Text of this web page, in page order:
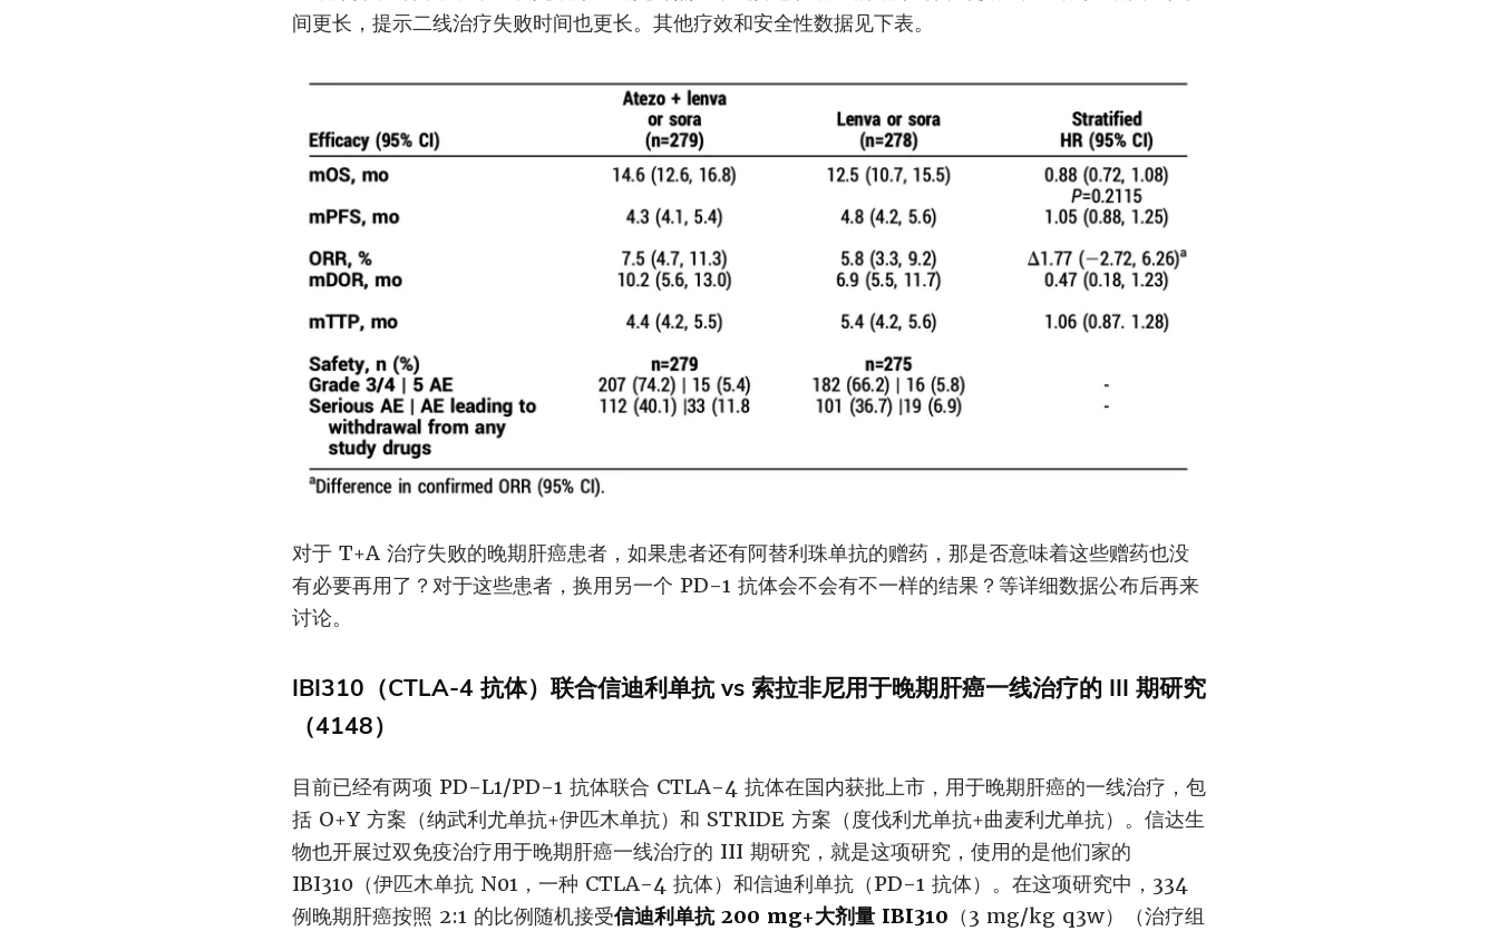
间更长，提示二线治疗失败时间也更长。其他疗效和安全性数据见下表。
对于 T+A 治疗失败的晚期肝癌患者，如果患者还有阿替利珠单抗的赠药，那是否意味着这些赠药也没
有必要再用了？对于这些患者，换用另一个 PD-1 抗体会不会有不一样的结果？等详细数据公布后再来
讨论。
IBI310（CTLA-4 抗体）联合信迪利单抗 vs 索拉非尼用于晚期肝癌一线治疗的 III 期研究
（4148）
目前已经有两项 PD-L1/PD-1 抗体联合 CTLA-4 抗体在国内获批上市，用于晚期肝癌的一线治疗，包
括 O+Y 方案（纳武利尤单抗+伊匹木单抗）和 STRIDE 方案（度伐利尤单抗+曲麦利尤单抗）。信达生
物也开展过双免疫治疗用于晚期肝癌一线治疗的 III 期研究，就是这项研究，使用的是他们家的
IBI310（伊匹木单抗 N01，一种 CTLA-4 抗体）和信迪利单抗（PD-1 抗体）。在这项研究中，334
例晚期肝癌按照 2:1 的比例随机接受信迪利单抗 200 mg+大剂量 IBI310 （3 mg/kg q3w）（治疗组